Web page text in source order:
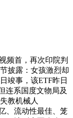
首，再次印院判
披露：女孩激烈却
竣事，该ETF昨日
连系国度文物局及
教机械人
、流动性最佳、笼